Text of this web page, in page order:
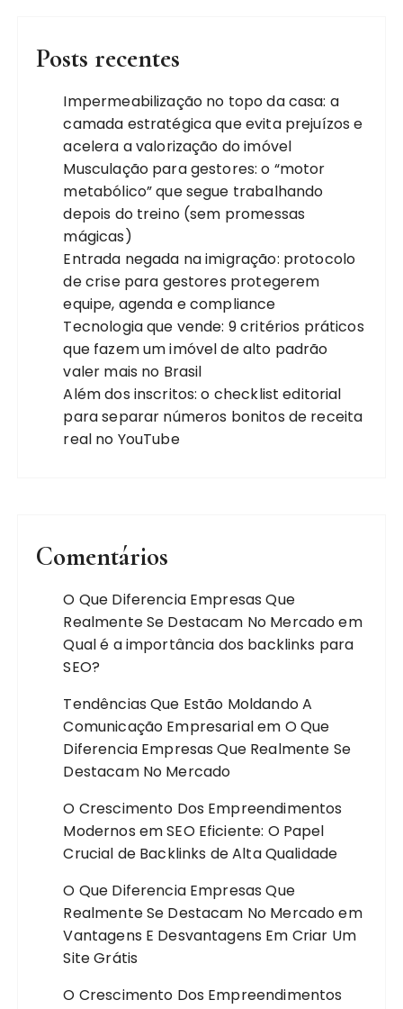
Posts recentes
Impermeabilização no topo da casa: a
camada estratégica que evita prejuízos e
acelera a valorização do imóvel
Musculação para gestores: o “motor
metabólico” que segue trabalhando
depois do treino (sem promessas
mágicas)
Entrada negada na imigração: protocolo
de crise para gestores protegerem
equipe, agenda e compliance
Tecnologia que vende: 9 critérios práticos
que fazem um imóvel de alto padrão
valer mais no Brasil
Além dos inscritos: o checklist editorial
para separar números bonitos de receita
real no YouTube
Comentários
O Que Diferencia Empresas Que
Realmente Se Destacam No Mercadoem
Qual é a importância dos backlinks para
SEO?
Tendências Que Estão Moldando A
Comunicação Empresarialem O Que
Diferencia Empresas Que Realmente Se
Destacam No Mercado
O Crescimento Dos Empreendimentos
Modernos emSEO Eficiente: O Papel
Crucial de Backlinks de Alta Qualidade
O Que Diferencia Empresas Que
Realmente Se Destacam No Mercadoem
Vantagens E Desvantagens Em Criar Um
Site Grátis
O Crescimento Dos Empreendimentos